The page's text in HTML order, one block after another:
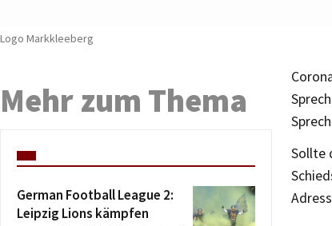
Logo Markkleeberg
Sollte
Mehr zum Thema
German Football League 2:
Leipzig Lions kämpfen